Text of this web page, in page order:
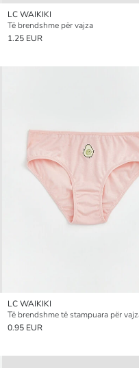
LC WAIKIKI
Të brendshme për vajza
1.25 EUR
LC WAIKIKI
Të brendshme të stampuara për
0.95 EUR